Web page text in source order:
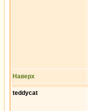
Наверх
teddycat